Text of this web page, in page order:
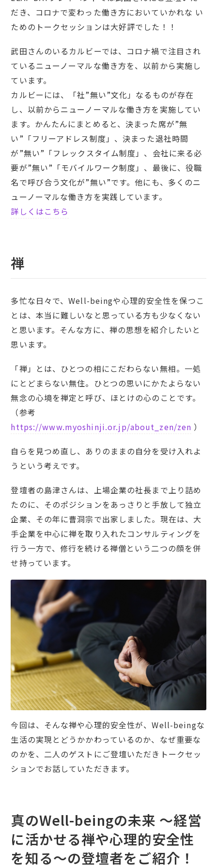
だき、コロナで変わった働き方においていかれな い
ためのトークセッションは大好評でした！！
武田さんのいるカルビーでは、コロナ禍で注目され
ているニューノーマルな働き方を、以前から実施し
ています。
カルビーには、「社”無い”文化」なるものが存在
し、以前からニューノーマルな働き方を実施してい
ます。かんたんにまとめると、決まった席が”無
い”「フリーアドレス制度」、決まった退社時間
が”無い”「フレックスタイム制度」、会社に来る必
要が”無い”「モバイルワーク制度」、最後に、役職
名で呼び合う文化が”無い”です。他にも、多くのニ
ューノーマルな働き方を実践しています。
詳しくはこちら
禅
多忙な日々で、Well-beingや心理的安全性を保つこ
とは、本当に難しいなと思っている方も少なくない
と思います。そんな方に、禅の思想を紹介したいと
思います。
「禅」とは、ひとつの相にこだわらない無相。一処
にとどまらない無住。ひとつの思いにかたよらない
無念の心境を禅定と呼び、ほとけの心のことです。
（参考
https://www.myoshinji.or.jp/about_zen/zen ）
自らを見つめ直し、ありのままの自分を受け入れよ
うという考えです。
登壇者の島津さんは、上場企業の社長まで上り詰め
たのに、そのポジションをあっさりと手放して独立
企業、その年に曹洞宗で出家しました。現在は、大
手企業を中心に禅を取り入れたコンサルティングを
行う一方で、修行を続ける禅僧という二つの顔を併
せ持っています。
今回は、そんな禅や心理的安全性が、Well-beingな
生活の実現とどうかかわっているのか、なぜ重要な
のかを、二人のゲストにご登壇いただきトークセッ
ションでお話していただきます。
真のWell-beingの未来 〜経営
に活かせる禅や心理的安全性
を知る〜の登壇者をご紹介！